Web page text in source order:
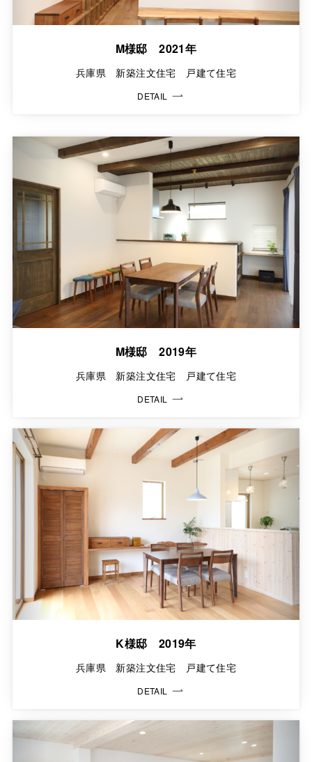
M様邸 2021年
兵庫県 新築注文住宅 戸建て住宅
DETAIL
M様邸 2019年
兵庫県 新築注文住宅 戸建て住宅
DETAIL
K様邸 2019年
兵庫県 新築注文住宅 戸建て住宅
DETAIL